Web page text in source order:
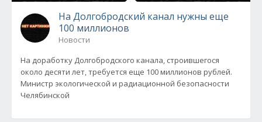
На Долгобродский канал нужны еще
100 миллионов
Новости
На доработку Долгобродского канала, строившегося
около десяти лет, требуется еще 100 миллионов рублей.
Министр экологической и радиационной безопасности
Челябинской